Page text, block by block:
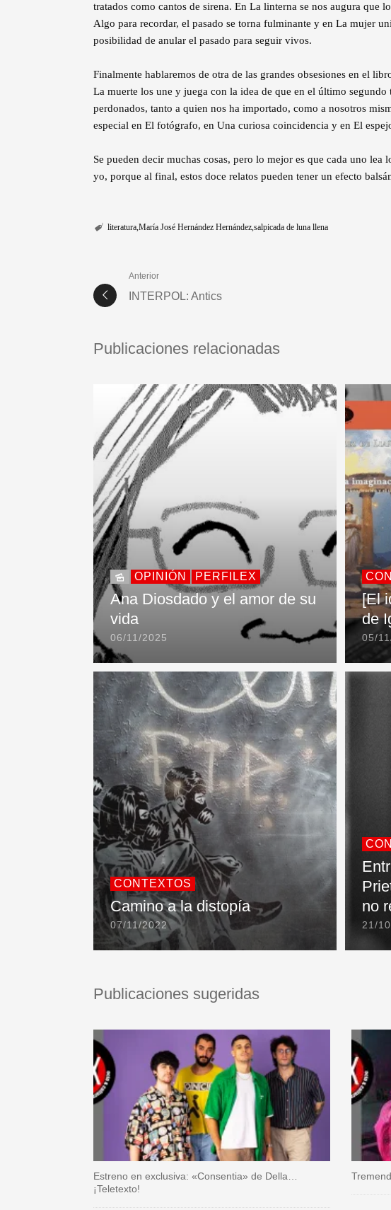
tratados como cantos de sirena. En La linterna se nos augura que
Algo para recordar, el pasado se torna fulminante y en La mujer
posibilidad de anular el pasado para seguir vivos.
Finalmente hablaremos de otra de las grandes obsesiones en el
La muerte los une y juega con la idea de que en el último
perdonados, tanto a quien nos ha importado, como a nosotros
especial en El fotógrafo, en Una curiosa coincidencia y en El
Se pueden decir muchas cosas, pero lo mejor es que cada uno lea
yo, porque al final, estos doce relatos pueden tener un efecto
literatura María José Hernández Hernández salpicada de luna llena
Anterior
INTERPOL: Antics
Publicaciones relacionadas
OPINIÓN PERFILEX
Ana Diosdado y el amor de su
vida
06/11/2025
[El
de
05/
CONTEXTOS
Camino a la distopía
07/11/2022
no
21/
Publicaciones sugeridas
Estreno en exclusiva: «Consentia» de Della…
¡Teletexto!